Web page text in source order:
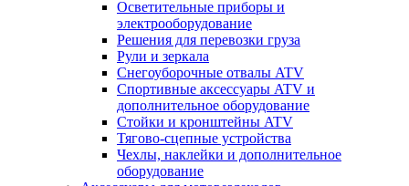
Осветительные приборы и
электрооборудование
Решения для перевозки груза
Рули и зеркала
Снегоуборочные отвалы ATV
Спортивные аксессуары ATV и
дополнительное оборудование
Стойки и кронштейны ATV
Тягово-сцепные устройства
Чехлы, наклейки и дополнительное
оборудование